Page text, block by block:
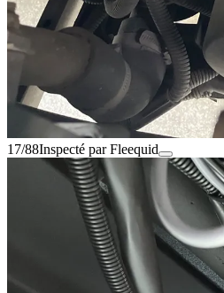
17/88Inspecté par Fleequid